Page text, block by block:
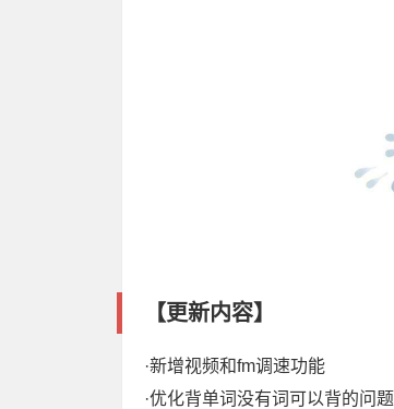
【更新内容】
·新增视频和fm调速功能
·优化背单词没有词可以背的问题